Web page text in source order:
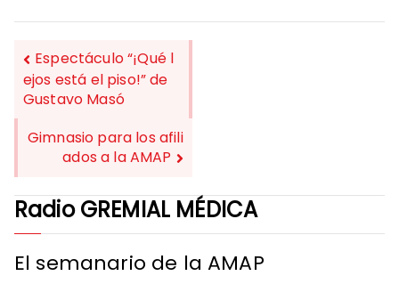
NAVEGACIÓN
DE
ENTRADAS
Espectáculo “¡Qué l
ejos está el piso!” de
Gustavo Masó
Gimnasio para los afili
ados a la AMAP
Radio GREMIAL MÉDICA
El semanario de la AMAP